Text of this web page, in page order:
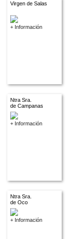
Virgen de Salas
+ Información
Ntra Sra.
de Campanas
+ Información
Ntra Sra.
de Oco
+ Información